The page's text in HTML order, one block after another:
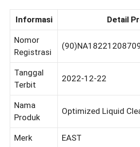
Informasi Detail
Nomor
Registrasi
Tanggal
Terbit
2022-12-22
Nama
Produk
Optimized Liquid
Merk EAST